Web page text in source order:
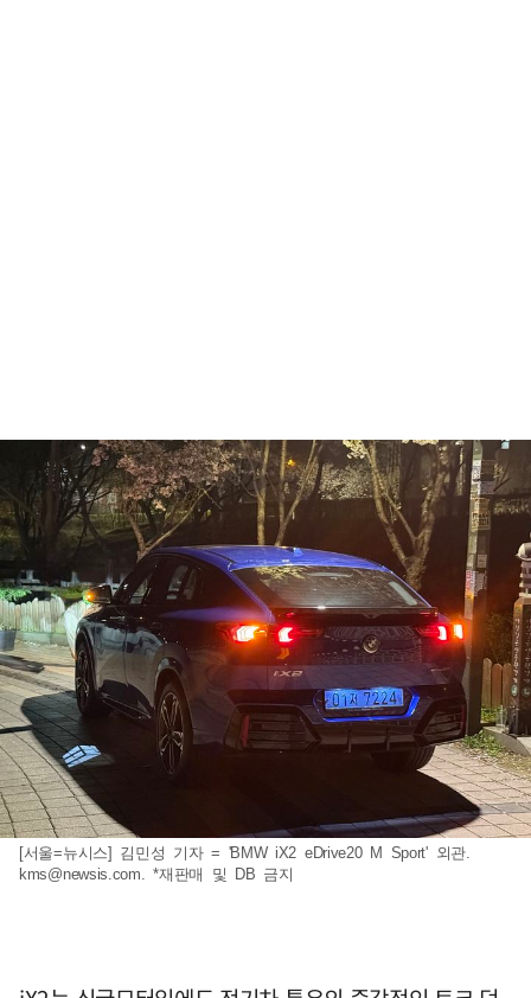
[서울=뉴시스] 김민성 기자 = 'BMW iX2 eDrive20 M Sport' 외관.
kms@newsis.com. *재판매 및 DB 금지